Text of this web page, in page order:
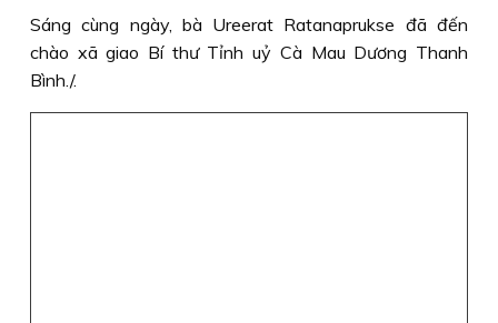
Sáng cùng ngày, bà Ureerat Ratanaprukse đã đến
chào xã giao Bí thư Tỉnh uỷ Cà Mau Dương Thanh
Bình./.